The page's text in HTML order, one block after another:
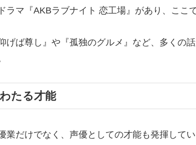
ラマ『AKBラブナイト 恋工場』があり、ここ
げば尊し』や『孤独のグルメ』など、多くの
たる才能
業だけでなく、声優としての才能も発揮して